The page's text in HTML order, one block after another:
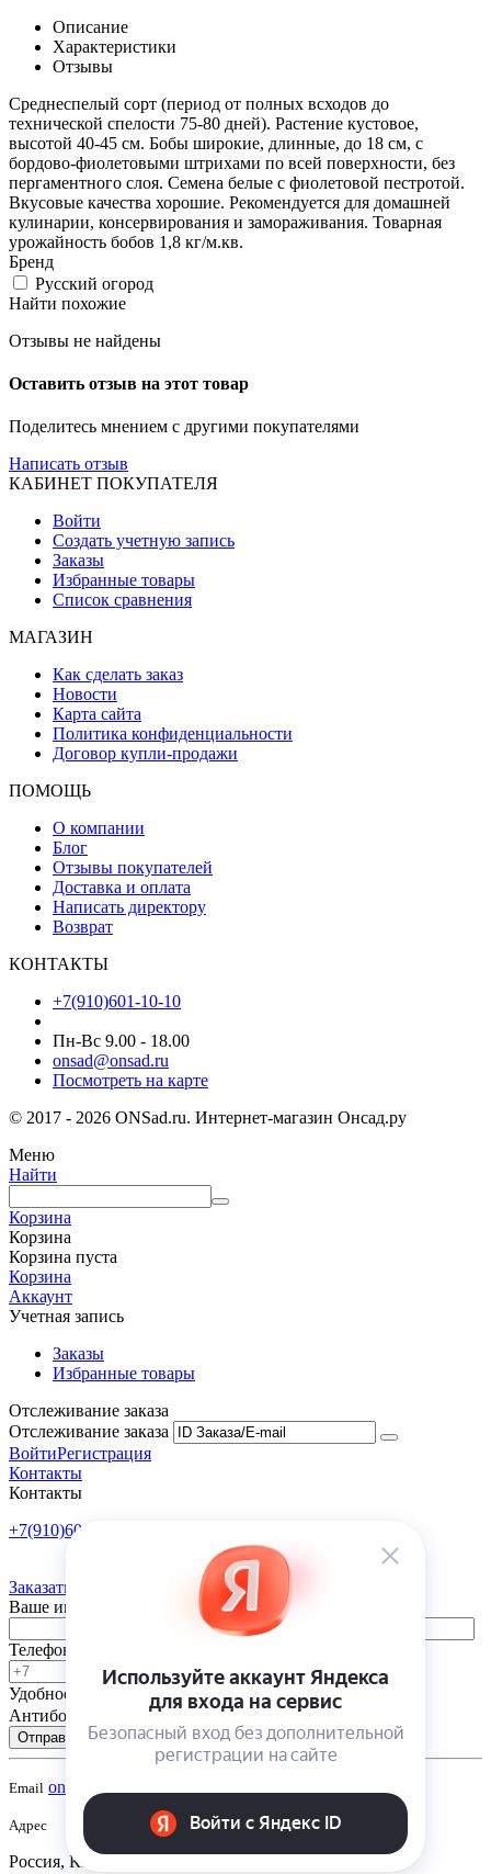
Описание
Характеристики
Отзывы
Среднеспелый сорт (период от полных всходов до
технической спелости 75-80 дней). Растение кустовое,
высотой 40-45 см. Бобы широкие, длинные, до 18 см, с
бордово-фиолетовыми штрихами по всей поверхности, без
пергаментного слоя. Семена белые с фиолетовой пестротой.
Вкусовые качества хорошие. Рекомендуется для домашней
кулинарии, консервирования и замораживания. Товарная
урожайность бобов 1,8 кг/м.кв.
Бренд
Русский огород
Найти похожие
Отзывы не найдены
Оставить отзыв на этот товар
Поделитесь мнением с другими покупателями
Написать отзыв
КАБИНЕТ ПОКУПАТЕЛЯ
Войти
Создать учетную запись
Заказы
Избранные товары
Список сравнения
МАГАЗИН
Как сделать заказ
Новости
Карта сайта
Политика конфиденциальности
Договор купли-продажи
ПОМОЩЬ
О компании
Блог
Отзывы покупателей
Доставка и оплата
Написать директору
Возврат
КОНТАКТЫ
+7(910)601-10-10
Пн-Вс 9.00 - 18.00
onsad@onsad.ru
Посмотреть на карте
© 2017 - 2026 ONSad.ru. Интернет-магазин Онсад.ру
Меню
Найти
Корзина
Корзина
Корзина пуста
Корзина
Аккаунт
Учетная запись
Заказы
Избранные товары
Отслеживание заказа
Отслеживание заказа
ВойтиРегистрация
Контакты
Контакты
+7(910)601-10-10
Заказать обратный звонок
Ваше имя
Телефон
Удобное время
-
Антибот
Отправить
Email onsad@onsad.ru
Адрес
Россия, Калуга,